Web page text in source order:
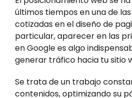
últimos tiempos en una de
cotizadas en el diseño de
particular, aparecer en las
en Google es algo
generar tráfico hacia tu sitio
Se trata de un trabajo
contenidos, optimizando su